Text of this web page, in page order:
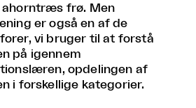
ahorntræs frø. Men
er også en af de
vi bruger til at forstå
på igennem
opdelingen af
i forskellige kategorier.